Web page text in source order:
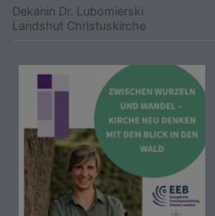
Dekanin Dr. Lubomierski
Landshut Christuskirche